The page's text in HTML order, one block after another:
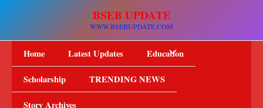
BSEB UPDATE
WWW.BSEBUPDATE.COM
Home Latest Updates Education
Scholarship TRENDING NEWS
Story Archives